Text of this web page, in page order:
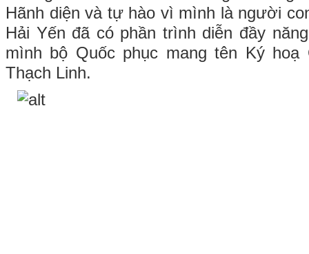
Hãnh diện và tự hào vì mình là người
Hải Yến đã có phần trình diễn đầy
mình bộ Quốc phục mang tên Ký
Thạch Linh.